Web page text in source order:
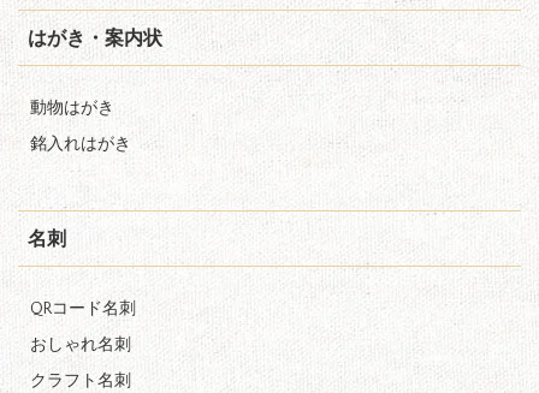
はがき・案内状
動物はがき
銘入れはがき
名刺
QRコード名刺
おしゃれ名刺
クラフト名刺